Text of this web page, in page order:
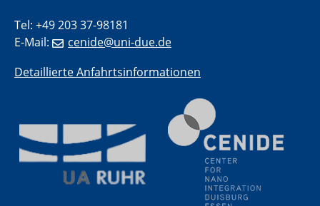
Tel: +49 203 37-98181
E-Mail:
cenide@uni-due.de
Detaillierte Anfahrtsinformationen